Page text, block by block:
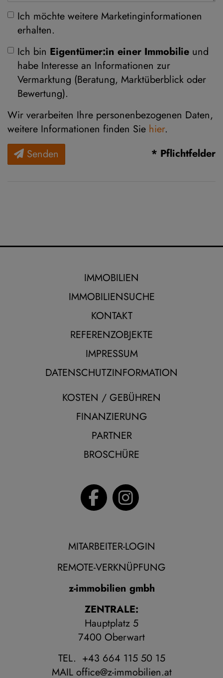
Ich möchte weitere Marketinginformationen
erhalten.
Ich bin Eigentümer:in einer Immobilie und
habe Interesse an Informationen zur
Vermarktung (Beratung, Marktüberblick oder
Bewertung).
Wir verarbeiten Ihre personenbezogenen Daten,
weitere Informationen finden Sie hier.
Senden
* Pflichtfelder
IMMOBILIEN
IMMOBILIENSUCHE
KONTAKT
REFERENZOBJEKTE
IMPRESSUM
DATENSCHUTZINFORMATION
KOSTEN / GEBÜHREN
FINANZIERUNG
PARTNER
BROSCHÜRE
MITARBEITER-LOGIN
REMOTE-VERKNÜPFUNG
z-immobilien gmbh
ZENTRALE:
Hauptplatz 5
7400 Oberwart
TEL. +43 664 115 50 15
MAIL office@z-immobilien.at